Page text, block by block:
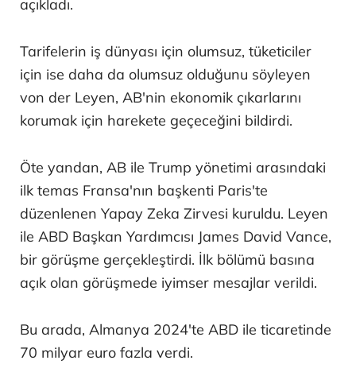
açıkladı.
Tarifelerin iş dünyası için olumsuz, tüketiciler
için ise daha da olumsuz olduğunu söyleyen
von der Leyen, AB'nin ekonomik çıkarlarını
korumak için harekete geçeceğini bildirdi.
Öte yandan, AB ile Trump yönetimi arasındaki
ilk temas Fransa'nın başkenti Paris'te
düzenlenen Yapay Zeka Zirvesi kuruldu. Leyen
ile ABD Başkan Yardımcısı James David Vance,
bir görüşme gerçekleştirdi. İlk bölümü basına
açık olan görüşmede iyimser mesajlar verildi.
Bu arada, Almanya 2024'te ABD ile ticaretinde
70 milyar euro fazla verdi.